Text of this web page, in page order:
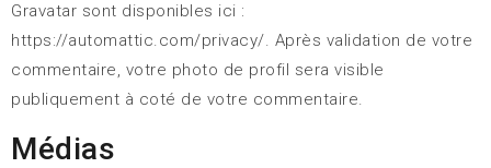
Gravatar sont disponibles ici :
https://automattic.com/privacy/. Après validation de votre
commentaire, votre photo de profil sera visible
publiquement à coté de votre commentaire.
Médias